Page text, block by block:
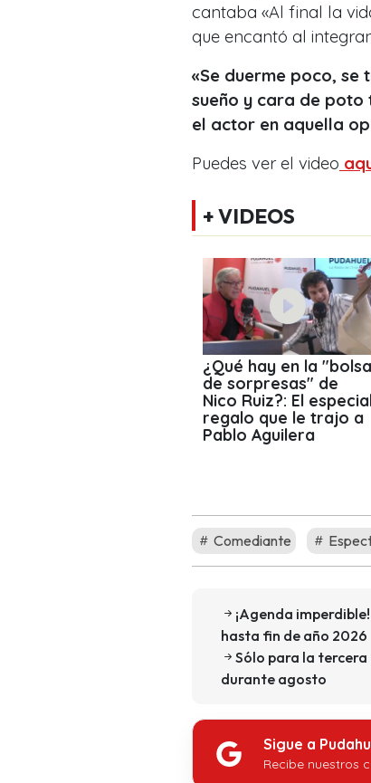
cantaba «Al final la
que encantó al
«Se duerme poco,
sueño y cara de poto
el actor en aquella
Puedes ver el video
+ VIDEOS
¿Qué hay en la "bolsa
de sorpresas" de
Nico Ruiz?: El
regalo que le trajo a
Pablo Aguilera
Comediante
¡Agenda
hasta fin de año 2026
Sólo para la tercera
durante agosto
Sigue a
Recibe nuestros